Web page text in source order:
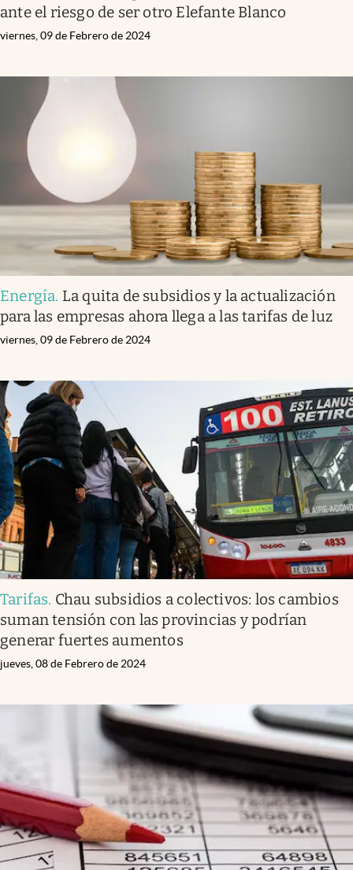
ante el riesgo de ser otro Elefante Blanco
viernes, 09 de Febrero de 2024
Energía. La quita de subsidios y la actualización
para las empresas ahora llega a las tarifas de luz
viernes, 09 de Febrero de 2024
Tarifas. Chau subsidios a colectivos: los cambios
suman tensión con las provincias y podrían
generar fuertes aumentos
jueves, 08 de Febrero de 2024